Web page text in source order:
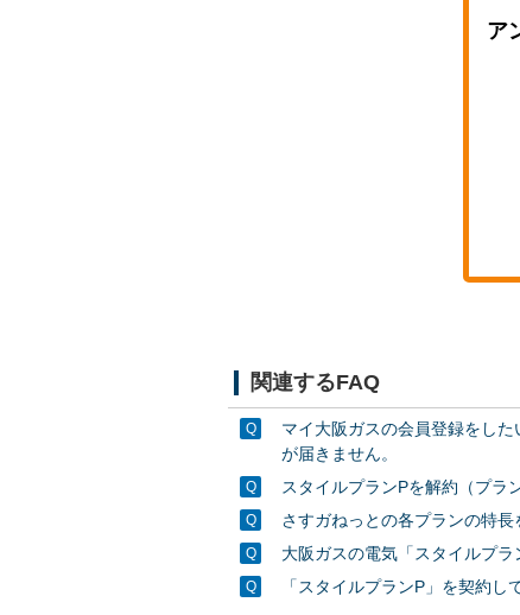
ア
関連するFAQ
マイ大阪ガスの会員登録をし
が届きません。
スタイルプランPを解約（プラ
さすガねっとの各プランの特長
大阪ガスの電気「スタイルプラ
「スタイルプランP」を契約